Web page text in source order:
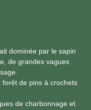
dominée par le sapin
de grandes vagues
de pins à crochets
de charbonnage et